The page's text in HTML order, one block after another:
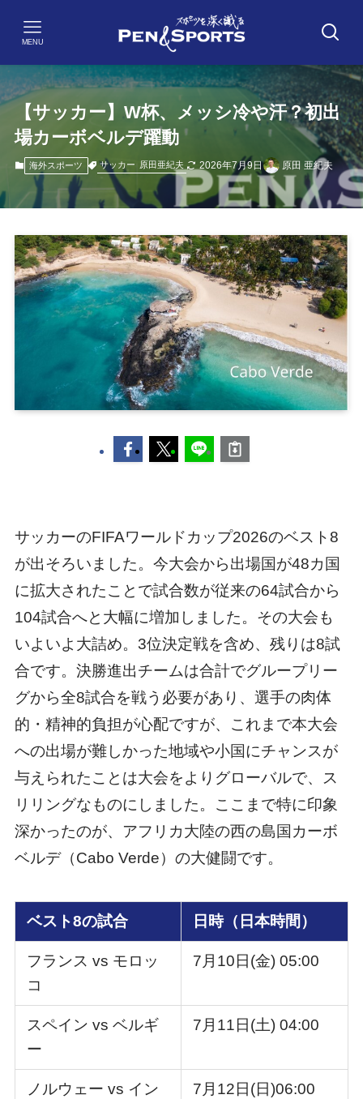
MENU
【サッカー】W杯、メッシ冷や汗？初出
場カーボベルデ躍動
海外スポーツ サッカー 原田亜紀夫 2026年7月9日 原田 亜紀夫
サッカーのFIFAワールドカップ2026のベスト8
が出そろいました。今大会から出場国が48カ国
に拡大されたことで試合数が従来の64試合から
104試合へと大幅に増加しました。その大会も
いよいよ大詰め。3位決定戦を含め、残りは8試
合です。決勝進出チームは合計でグループリー
グから全8試合を戦う必要があり、選手の肉体
的・精神的負担が心配ですが、これまで本大会
への出場が難しかった地域や小国にチャンスが
与えられたことは大会をよりグローバルで、ス
リリングなものにしました。ここまで特に印象
深かったのが、アフリカ大陸の西の島国カーボ
ベルデ（Cabo Verde）の大健闘です。
ベスト8の試合 日時（日本時間）
フランス vs モロッ
コ
7月10日(金) 05:00
スペイン vs ベルギ
ー
7月11日(土) 04:00
ノルウェー vs イン
7月12日(日)06:00